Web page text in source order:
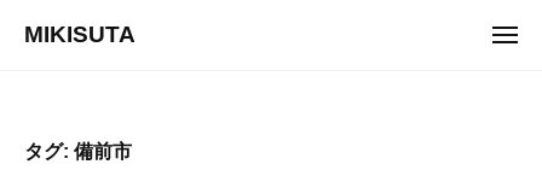
MIKISUTA
i
メ
タグ: 備前市
ー